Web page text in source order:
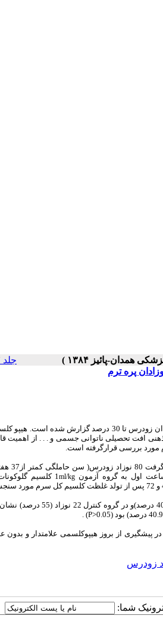
جلد ۱۲ شماره ۳ صفحات ۱۹-۱۶
پره ترم
هیپوکلسمی یکی از اختلالات شایع متابولیک دوران نوزادی است. شیوع آن در
افت تحصیلی ناتوانی جسمی و . . . از اهمیت
مورد بررسی قرارگرفته است.
ml/kg
کنترل 22 نوزاد (55 درصد) نشان داد (P>0.05
) .
پیشگیری از بروز هیپوکلسمی علامتدار و بدون
زودرس
شما: